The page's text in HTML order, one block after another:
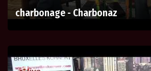
charbonage - Charbonaz